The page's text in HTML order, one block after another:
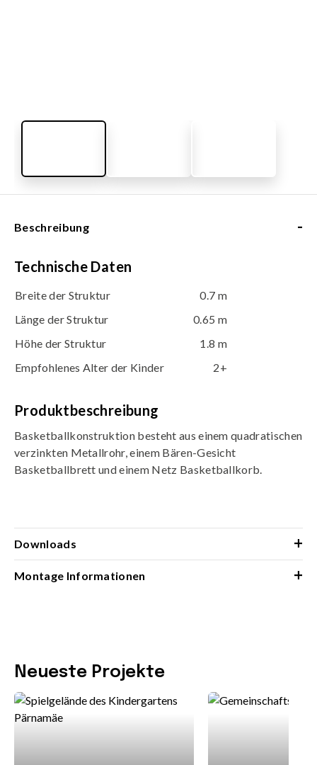
Beschreibung -
Technische Daten
Breite der Struktur
0.7 m
Länge der Struktur
0.65 m
Höhe der Struktur
1.8 m
Empfohlenes Alter der Kinder
2+
Produktbeschreibung
Basketballkonstruktion besteht aus einem quadratischen
verzinkten Metallrohr, einem Bären-Gesicht
Basketballbrett und einem Netz Basketballkorb.
Downloads +
Montage Informationen +
Neueste Projekte